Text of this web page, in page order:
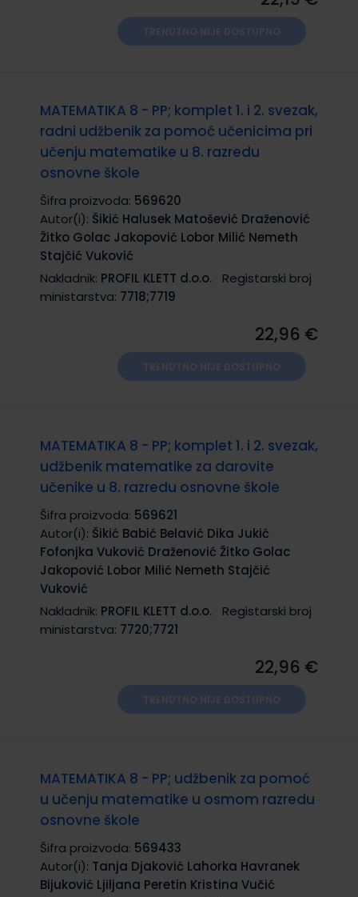
MATEMATIKA 8 - PP; komplet 1. i 2. svezak,
radni udžbenik za pomoć učenicima pri
učenju matematike u 8. razredu
osnovne škole
Šifra proizvoda: 569620
Autor(i): Šikić Halusek Matošević Draženović
Žitko Golac Jakopović Lobor Milić Nemeth
Stajčić Vuković
Nakladnik: PROFIL KLETT d.o.o.
Registarski broj
ministarstva: 7718;7719
22,96 €
MATEMATIKA 8 - PP; komplet 1. i 2. svezak,
udžbenik matematike za darovite
učenike u 8. razredu osnovne škole
Šifra proizvoda: 569621
Autor(i): Šikić Babić Belavić Dika Jukić
Fofonjka Vuković Draženović Žitko Golac
Jakopović Lobor Milić Nemeth Stajčić
Vuković
Nakladnik: PROFIL KLETT d.o.o.
Registarski broj
ministarstva: 7720;7721
22,96 €
MATEMATIKA 8 - PP; udžbenik za pomoć
u učenju matematike u osmom razredu
osnovne škole
Šifra proizvoda: 569433
Autor(i): Tanja Djaković Lahorka Havranek
Bijuković Ljiljana Peretin Kristina Vučić